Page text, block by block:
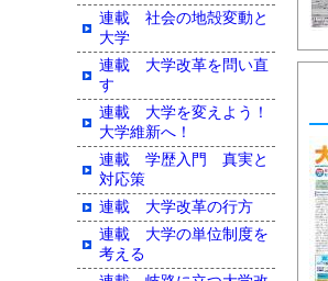
連載 社会の地殻変動と
大学
連載 大学改革を問い直
す
連載 大学を変えよう！
大学維新へ！
連載 学歴入門 真実と
対応策
連載 大学改革の行方
連載 大学の単位制度を
考える